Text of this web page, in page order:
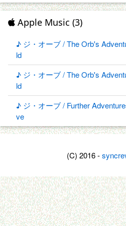
Apple Music (3)
♪ ジ・オーブ / The Orb's
ld
♪ ジ・オーブ / The Orb's
ld
♪ ジ・オーブ / Further
ve
(C) 2016 -